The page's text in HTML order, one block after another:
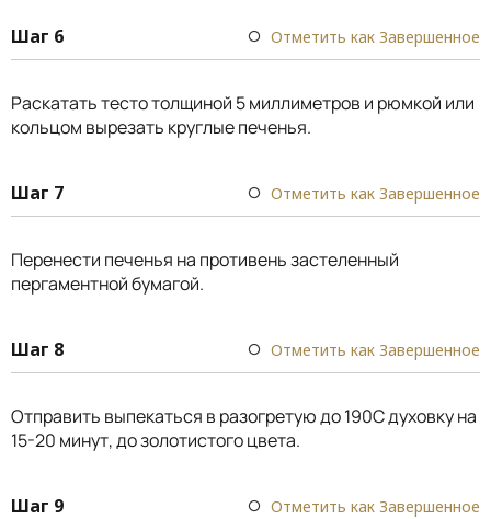
Шаг 6 Отметить как Завершенное
Раскатать тесто толщиной 5 миллиметров и рюмкой или
кольцом вырезать круглые печенья.
Шаг 7 Отметить как Завершенное
Перенести печенья на противень застеленный
пергаментной бумагой.
Шаг 8 Отметить как Завершенное
Отправить выпекаться в разогретую до 190С духовку на
15-20 минут, до золотистого цвета.
Шаг 9 Отметить как Завершенное